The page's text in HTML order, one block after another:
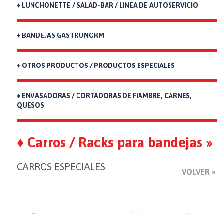
♦ LUNCHONETTE / SALAD-BAR / LINEA DE AUTOSERVICIO
♦ BANDEJAS GASTRONORM
♦ OTROS PRODUCTOS / PRODUCTOS ESPECIALES
♦ ENVASADORAS / CORTADORAS DE FIAMBRE, CARNES,
QUESOS
♦ Carros / Racks para bandejas »
CARROS ESPECIALES VOLVER »